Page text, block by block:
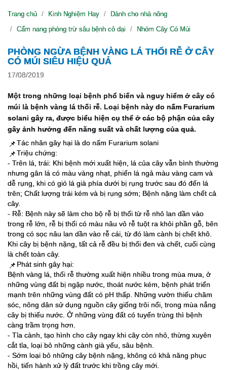
Trang chủ Kinh Nghiệm Hay
Dành cho nhà nông
Cẩm nang phòng trừ sâu bệnh cỏ dại
Nhóm Cây Có Múi
PHÒNG NGỪA BỆNH VÀNG LÁ THỐI RỄ Ở CÂY
CÓ MÚI SIÊU HIỆU QUẢ
17/08/2019
Một trong những loại bệnh phổ biến và nguy hiểm ở cây có
múi là bệnh vàng lá thối rễ. Loại bệnh này do nấm Furarium
solani gây ra, được biểu hiện cụ thể ở các bộ phận của cây
gây ảnh hưởng đến năng suất và chất lượng của quả.
📌Tác nhân gây hại là do nấm Furarium solani
📌Triệu chứng:
- Trên lá, trái: Khi bệnh mới xuất hiện, lá của cây vẫn bình thường
nhưng gân lá có màu vàng nhạt, phiến lá ngả màu vàng cam và
dễ rụng, khi có gió lá già phía dưới bị rụng trước sau đó đến lá
trên; Chất lượng trái kém và bị rụng sớm; Bệnh nặng làm chết cả
cây.
- Rễ: Bệnh này sẽ làm cho bộ rễ bị thối từ rễ nhỏ lan dần vào
trong rễ lớn, rễ bị thối có màu nâu vỏ rễ tuột ra khỏi phần gỗ, bên
trong có sọc nâu lan dần vào rễ cái, từ đó làm cành bị chết khô.
Khi cây bị bệnh nặng, tất cả rễ đều bị thối đen và chết, cuối cùng
là chết toàn cây.
📌 Phát sinh gây hại:
Bệnh vàng lá, thối rễ thường xuất hiện nhiều trong mùa mưa, ở
những vùng đất bị ngập nước, thoát nước kém, bệnh phát triển
mạnh trên những vùng đất có pH thấp. Những vườn thiếu chăm
sóc, nông dân sử dụng nguồn cây giống trôi nổi, trong mùa nắng
cây bị thiếu nước. Ở những vùng đất có tuyến trùng thì bệnh
càng trầm trọng hơn.
- Tỉa cành, tạo hình cho cây ngay khi cây còn nhỏ, thừng xuyên
cắt tỉa, loại bỏ những cành già yếu, sâu bệnh.
- Sớm loại bỏ những cây bệnh nặng, không có khả năng phục
hồi, tiến hành xử lý đất trước khi trồng cây mới.